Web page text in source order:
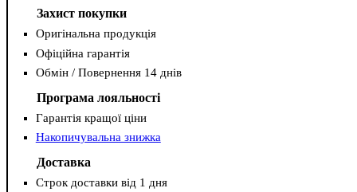
Захист покупки
Оригінальна продукція
Офіційна гарантія
Обмін / Повернення 14 днів
Програма лояльності
Гарантія кращої ціни
Накопичувальна знижка
Доставка
Строк доставки від 1 дня